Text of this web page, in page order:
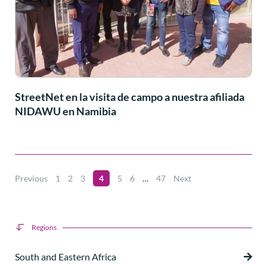
StreetNet en la visita de campo a nuestra afiliada
NIDAWU en Namibia
Previous 1 2 3 4 5 6 … 47 Next
Regions
South and Eastern Africa